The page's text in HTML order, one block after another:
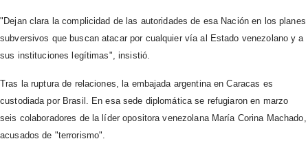
"Dejan clara la complicidad de las autoridades de esa Nación en los planes
subversivos que buscan atacar por cualquier vía al Estado venezolano y a
sus instituciones legítimas", insistió.
Tras la ruptura de relaciones, la embajada argentina en Caracas es
custodiada por Brasil. En esa sede diplomática se refugiaron en marzo
seis colaboradores de la líder opositora venezolana María Corina Machado,
acusados de "terrorismo".